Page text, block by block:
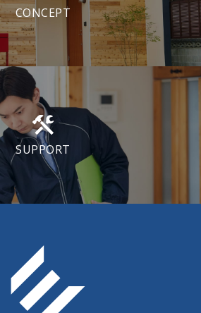
CONCEPT
SUPPORT